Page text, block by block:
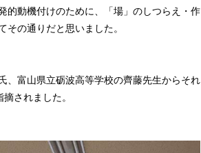
的動機付けのために、「場」のしつらえ・作
の通りだと思いました。
、富山県立砺波高等学校の齊藤先生からそれ
されました。